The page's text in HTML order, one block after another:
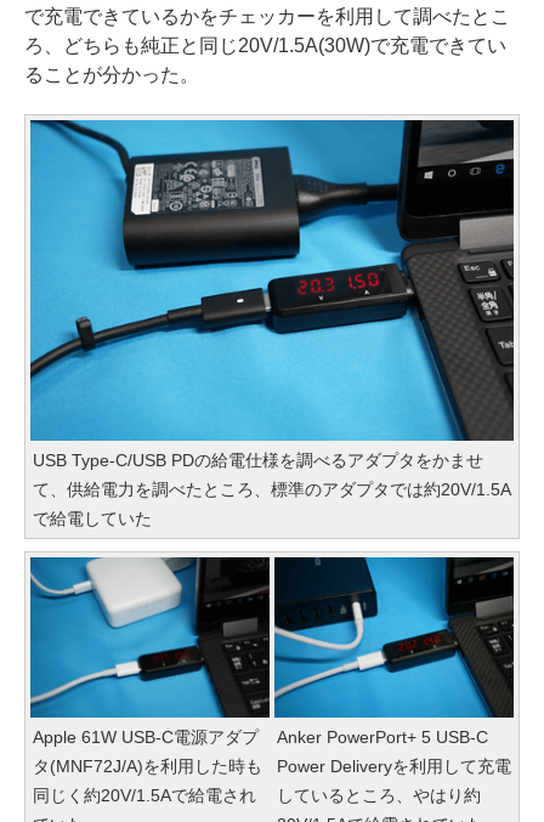
で充電できているかをチェッカーを利用して調べたとこ
ろ、どちらも純正と同じ20V/1.5A(30W)で充電できてい
ることが分かった。
USB Type-C/USB PDの給電仕様を調べるアダプタをかませ
て、供給電力を調べたところ、標準のアダプタでは約20V/1.5A
で給電していた
Apple 61W USB-C電源アダプ
タ(MNF72J/A)を利用した時も
同じく約20V/1.5Aで給電され
Anker PowerPort+ 5 USB-C
Power Deliveryを利用して充電
しているところ、やはり約